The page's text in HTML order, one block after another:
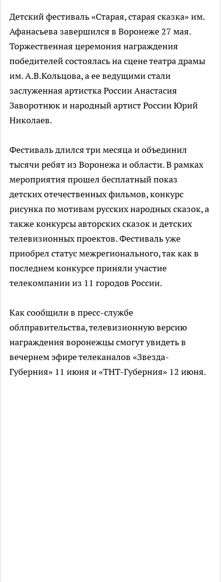
Детский фестиваль «Старая, старая сказка» им.
Афанасьева завершился в Воронеже 27 мая.
Торжественная церемония награждения
победителей состоялась на сцене театра драмы
им. А.В.Кольцова, а ее ведущими стали
заслуженная артистка России Анастасия
Заворотнюк и народный артист России Юрий
Николаев.
Фестиваль длился три месяца и объединил
тысячи ребят из Воронежа и области. В рамках
мероприятия прошел бесплатный показ
детских отечественных фильмов, конкурс
рисунка по мотивам русских народных сказок, а
также конкурсы авторских сказок и детских
телевизионных проектов. Фестиваль уже
приобрел статус межрегионального, так как в
последнем конкурсе приняли участие
телекомпании из 11 городов России.
Как сообщили в пресс-службе
облправительства, телевизионную версию
награждения воронежцы смогут увидеть в
вечернем эфире телеканалов «Звезда-
Губерния» 11 июня и «ТНТ-Губерния» 12 июня.